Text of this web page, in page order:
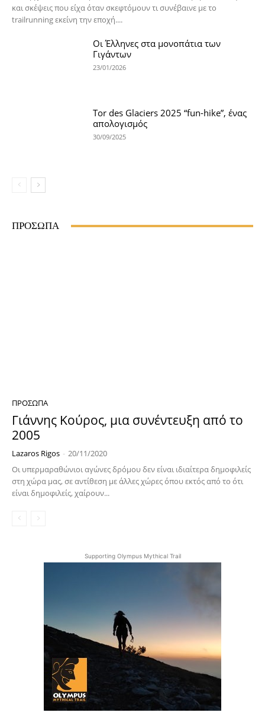
και σκέψεις που είχα όταν σκεφτόμουν τι συνέβαινε με το
trailrunning εκείνη την εποχή....
Οι Έλληνες στα μονοπάτια των
Γιγάντων
23/01/2026
Tor des Glaciers 2025 “fun-hike”, ένας
απολογισμός
30/09/2025
ΠΡΟΣΩΠΑ
ΠΡΌΣΩΠΑ
Γιάννης Κούρος, μια συνέντευξη από το
2005
Lazaros Rigos - 20/11/2020
Οι υπερμαραθώνιοι αγώνες δρόμου δεν είναι ιδιαίτερα δημοφιλείς
στη χώρα μας, σε αντίθεση με άλλες χώρες όπου εκτός από το ότι
είναι δημοφιλείς, χαίρουν...
Supporting Olympus Mythical Trail